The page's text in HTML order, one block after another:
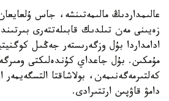
عالىمداردىڭ مالىمەتىنشە، جاس
زەيىنى مەن تىلدىك قابىلەتتەرى
ادامداردا بۇل وزگەرىستەر جەڭىل
مۇمكىن. بۇل جاعداي كۇندەلىكتى
كەلتىرمەگەنىمەن، بولاشاقتا
دامۋ قاۋپىن ارتتىرادى.